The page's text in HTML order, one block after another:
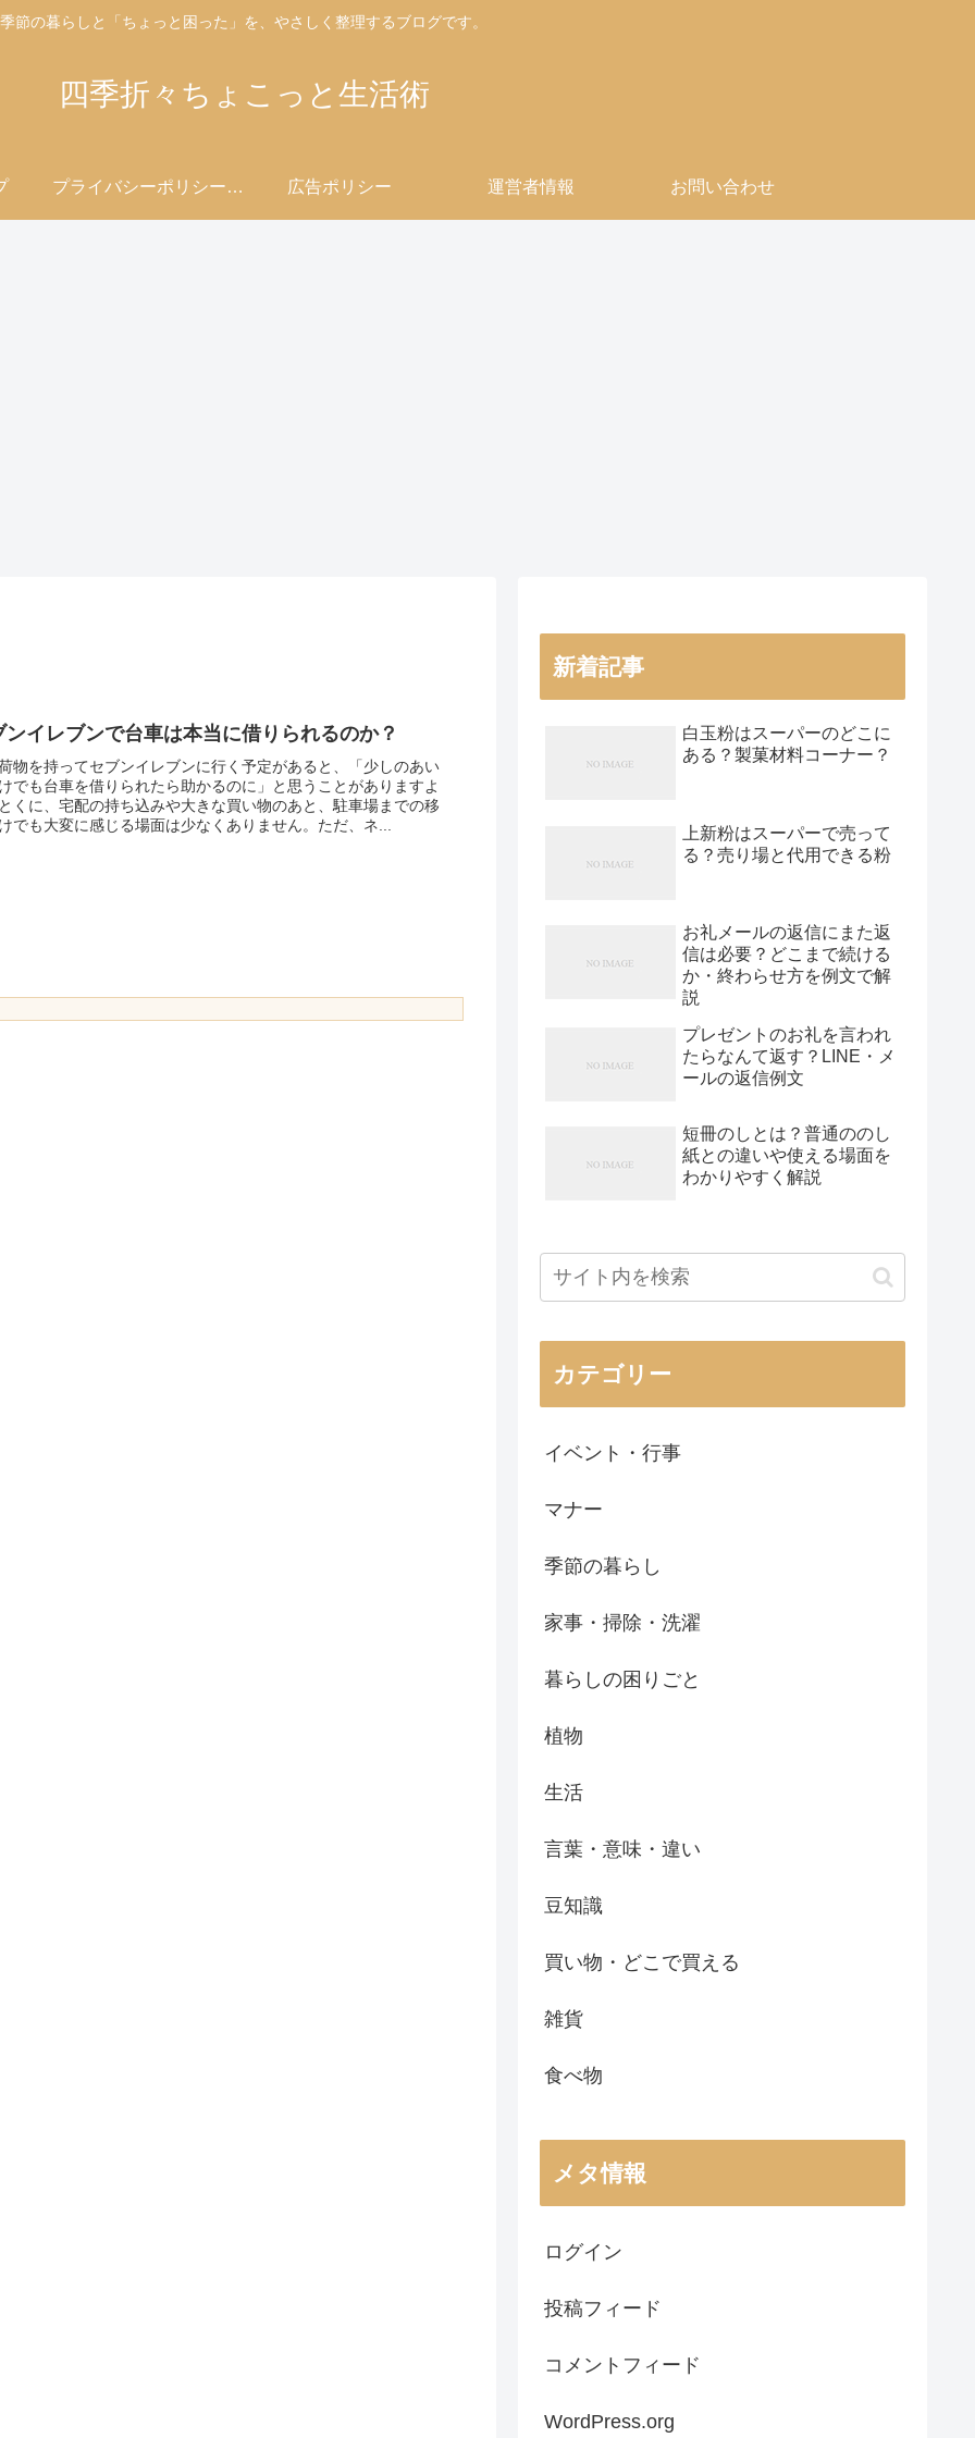
季節の暮らしと「ちょっと困った」を、やさしく整理するブログです。
四季折々ちょこっと生活術
プライバシーポリシー・免責事項 広告ポリシー 運営者情報 お問い合わせ
ンイレブンで台車は本当に借りられるのか？
物を持ってセブンイレブンに行く予定があると、「少しのあい
でも台車を借りられたら助かるのに」と思うことがありますよ
くに、宅配の持ち込みや大きな買い物のあと、駐車場までの移
でも大変に感じる場面は少なくありません。ただ、ネ...
新着記事
白玉粉はスーパーのどこに
ある？製菓材料コーナー？
上新粉はスーパーで売って
る？売り場と代用できる粉
お礼メールの返信にまた返
信は必要？どこまで続ける
か・終わらせ方を例文で解
説
プレゼントのお礼を言われ
たらなんて返す？LINE・メ
ールの返信例文
短冊のしとは？普通ののし
紙との違いや使える場面を
わかりやすく解説
カテゴリー
イベント・行事
マナー
季節の暮らし
家事・掃除・洗濯
暮らしの困りごと
植物
生活
言葉・意味・違い
豆知識
買い物・どこで買える
雑貨
食べ物
メタ情報
ログイン
投稿フィード
コメントフィード
WordPress.org